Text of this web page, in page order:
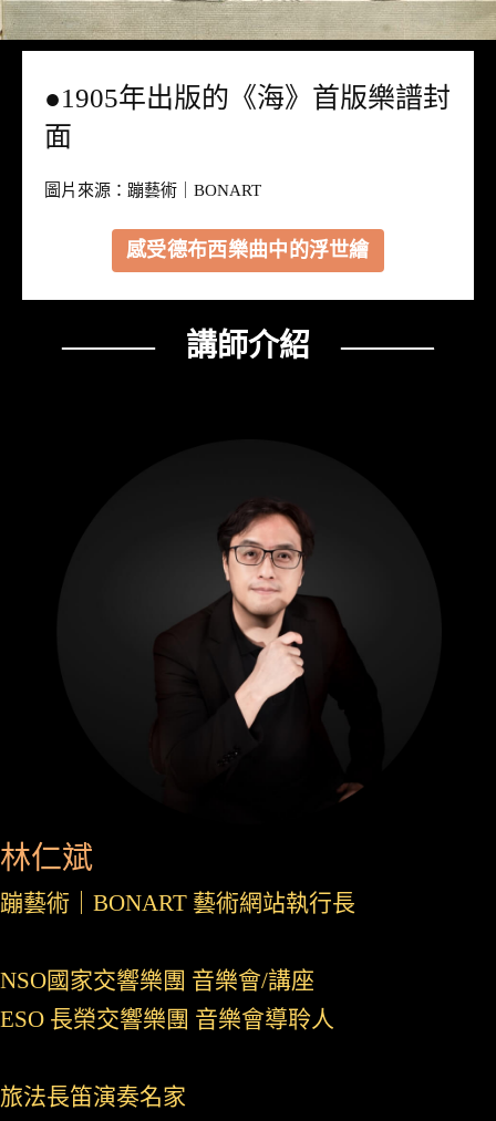
●1905年出版的《海》首版樂譜封
面
圖片來源： 蹦藝術｜BONART
感受德布西樂曲中的浮世繪
——— 講師介紹 ———
林仁斌
蹦藝術｜BONART 藝術網站執行長
NSO國家交響樂團 音樂會/講座
ESO 長榮交響樂團 音樂會導聆人
旅法長笛演奏名家